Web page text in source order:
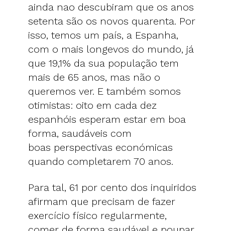
ainda nao descubiram que os anos
setenta são os novos quarenta. Por
isso, temos um país, a Espanha,
com o mais longevos do mundo, já
que 19,1% da sua população tem
mais de 65 anos, mas não o
queremos ver. E também somos
otimistas: oito em cada dez
espanhóis esperam estar em boa
forma, saudáveis com
boas perspectivas económicas
quando completarem 70 anos.
Para tal, 61 por cento dos inquiridos
afirmam que precisam de fazer
exercício físico regularmente,